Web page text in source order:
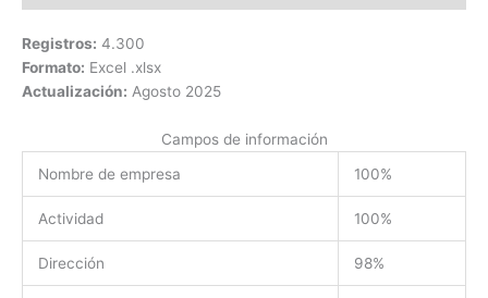
Registros: 4.300
Formato: Excel .xlsx
Actualización: Agosto 2025
Campos de información
Nombre de empresa
100%
Actividad 100%
Dirección 98%